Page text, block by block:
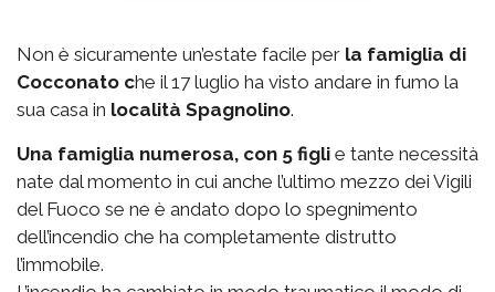
Non è sicuramente un’estate facile per la famiglia di
Cocconato che il 17 luglio ha visto andare in fumo la
sua casa in località Spagnolino.
Una famiglia numerosa, con 5 figli e tante necessità
nate dal momento in cui anche l’ultimo mezzo dei Vigili
del Fuoco se ne è andato dopo lo spegnimento
dell’incendio che ha completamente distrutto
l’immobile.